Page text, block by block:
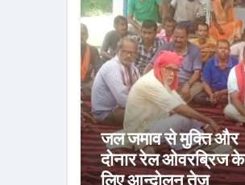
जल जमाव से मुक्ति और
दोनार रेल ओवरब्रिज के
लिए आन्दोलन तेज